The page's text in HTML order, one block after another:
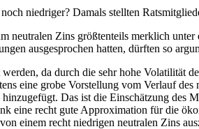
niedriger? Damals stellten
neutralen Zins größtenteils merklich
ausgesprochen hatten, dürften so
da durch die sehr hohe Volatilität
eine grobe Vorstellung vom Verlauf
Das ist die Einschätzung des
eine recht gute Approximation für die
einem recht niedrigen neutralen Zins